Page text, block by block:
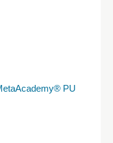
PU